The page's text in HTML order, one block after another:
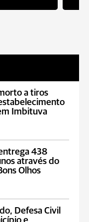
a tiros
Imbituva
438
através do
Olhos
Defesa Civil